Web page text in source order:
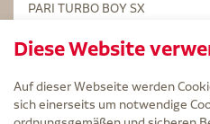
PARI TURBO BOY SX
Kintex Kinesiologie Tape blau
Diese Website
Auf dieser Webseite werden
sich einerseits um notwendige